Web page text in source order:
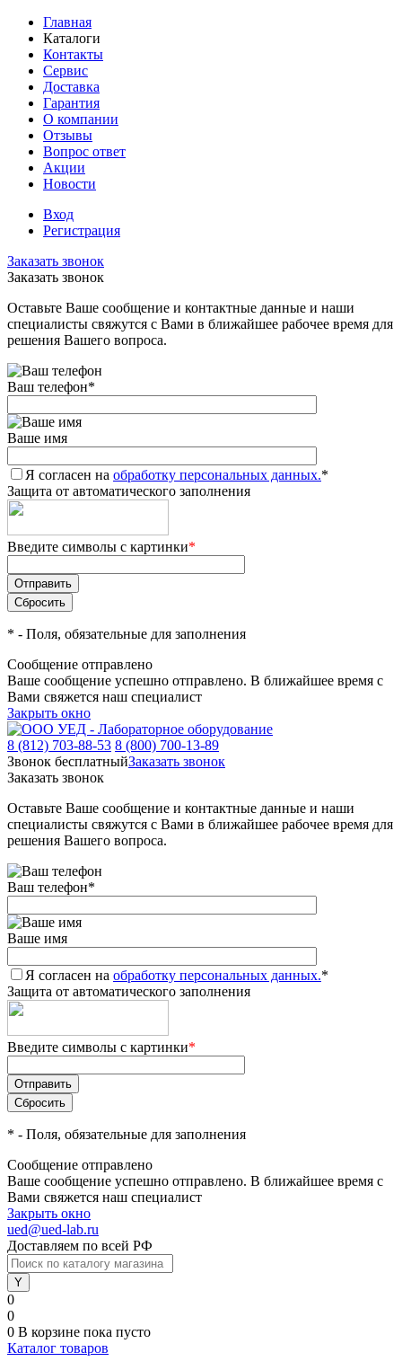
Главная
Каталоги
Контакты
Сервис
Доставка
Гарантия
О компании
Отзывы
Вопрос ответ
Акции
Новости
Вход
Регистрация
Заказать звонок
Заказать звонок
Оставьте Ваше сообщение и контактные данные и наши
специалисты свяжутся с Вами в ближайшее рабочее время для
решения Вашего вопроса.
Ваш телефон*
Ваше имя
Я согласен на обработку персональных данных.*
Защита от автоматического заполнения
Введите символы с картинки*
* - Поля, обязательные для заполнения
Сообщение отправлено
Ваше сообщение успешно отправлено. В ближайшее время с
Вами свяжется наш специалист
Закрыть окно
8 (812) 703-88-53 8 (800) 700-13-89
Звонок бесплатныйЗаказать звонок
Заказать звонок
Оставьте Ваше сообщение и контактные данные и наши
специалисты свяжутся с Вами в ближайшее рабочее время для
решения Вашего вопроса.
Ваш телефон*
Ваше имя
Я согласен на обработку персональных данных.*
Защита от автоматического заполнения
Введите символы с картинки*
* - Поля, обязательные для заполнения
Сообщение отправлено
Ваше сообщение успешно отправлено. В ближайшее время с
Вами свяжется наш специалист
Закрыть окно
ued@ued-lab.ru
Доставляем по всей РФ
0
0
0 В корзине пока пусто
Каталог товаров